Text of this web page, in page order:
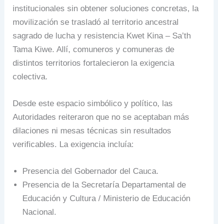
institucionales sin obtener soluciones concretas, la
movilización se trasladó al territorio ancestral
sagrado de lucha y resistencia Kwet Kina – Sa’th
Tama Kiwe. Allí, comuneros y comuneras de
distintos territorios fortalecieron la exigencia
colectiva.
Desde este espacio simbólico y político, las
Autoridades reiteraron que no se aceptaban más
dilaciones ni mesas técnicas sin resultados
verificables. La exigencia incluía:
Presencia del Gobernador del Cauca.
Presencia de la Secretaría Departamental de
Educación y Cultura / Ministerio de Educación
Nacional.